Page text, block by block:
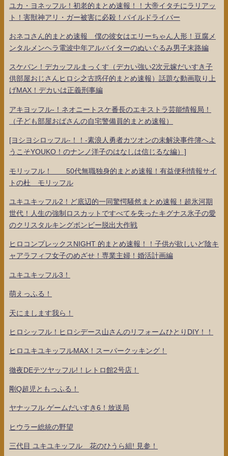
ユカ・ヨネッフル！初老的まとめ速報！！大帝イタチにラリアッ
ト！害獣神アリ・ガー被害に必殺！パイルドライバー
おネコさん的まとめ速報 僕の彼女はエリーちゃん人形！豆腐メ
ンタルメンヘラ電波中年アルバイターのぬいぐるみ男子末路編
スケバン！デカッフルまっくす（デカい強い2次元嫁だいすき子
供部屋おじさんヒロシ之古惑仔的まとめ速報）話題な動画取り上
げMAX！デカいは正義刑事編
アキヨッフル-！ネオニートスケ番長のエキストラ芸能情報局！
（子ども部屋おばさんの自宅警備員的まとめ速報）
[ヨシヨシロッフル-！！-素浪人勇者カツオンの未解決事件簿へよ
うこそYOUKO！のナンノ洋子のはなしは信じるな編）]
モリッフル！ 50代無職独身的まとめ速報！有益便利情報サイ
トの杜 モリッフル
ユキユキッフル2！ど底辺的一同驚愕騒然まとめ速報！超氷河期
世代！人生の強制ロスカットですべてを失ったキグナス氷子の愛
のクリスタルキングボンビー脱出大作戦
ヒロコンプレックスNIGHT 的まとめ速報！！子供が欲しいど陰キ
ャアラフィフ女子のめざせ！専業主婦！婚活計画編
ユキユキッフル3！
萌えっふる！
天にまします我ら！
ヒロシッフル！ヒロシデース山さんのリフォームひとりDIY！！
ヒロユキユキッフルMAX！スーパークッキング！
徹夜DEテツヤッフル!！レトロ館2号店！
剛Q超児ともっふる！
ヤナッフル ゲームだいすき6！放送局
ヒウラー総統の野望
三代目 ユキユキッフル 花のひうら組! 見参！